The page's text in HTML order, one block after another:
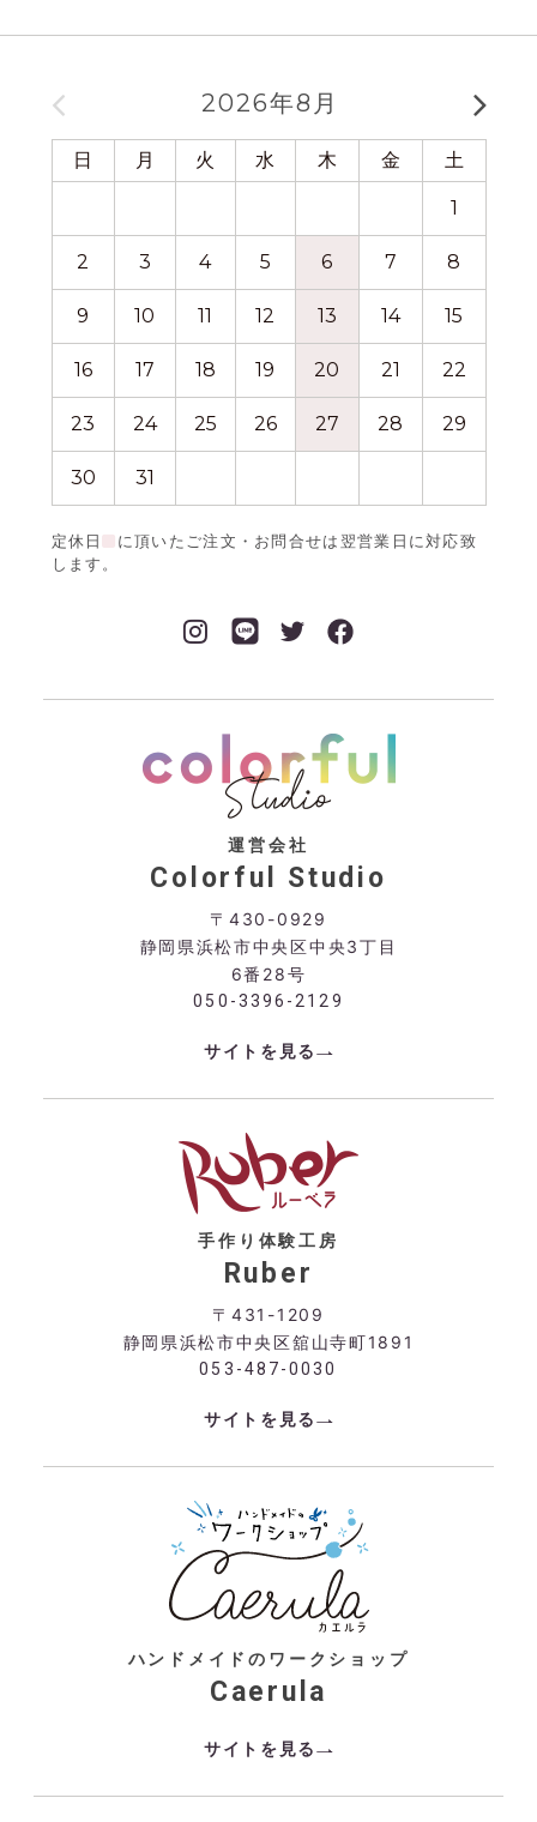
2026年8月
日 月 火 水 木 金 土
1
2 3 4 5 6 7 8
9 10 11 12 13 14 15
16 17 18 19 20 21 22
23 24 25 26 27 28 29
30 31
定休日
に頂いたご注文・お問合せは翌営業日に対応致
します。
運営会社
Colorful Studio
〒430-0929
静岡県浜松市中央区中央3丁目
6番28号
050-3396-2129
サイトを見る
手作り体験工房
Ruber
〒431-1209
静岡県浜松市中央区舘山寺町1891
053-487-0030
サイトを見る
ハンドメイドのワークショップ
Caerula
サイトを見る